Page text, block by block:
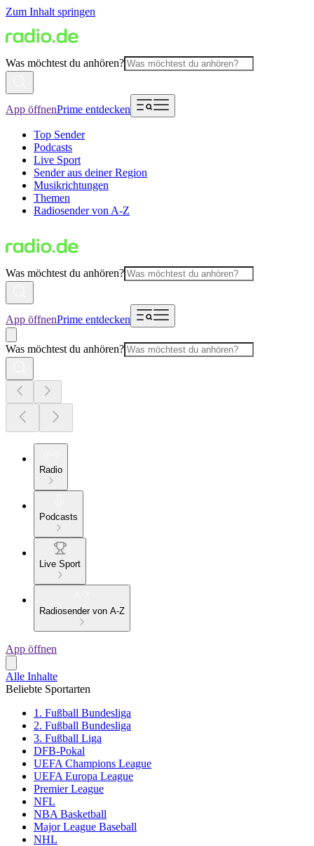
Zum Inhalt springen
Was möchtest du anhören?
App öffnenPrime entdecken
Top Sender
Podcasts
Live Sport
Sender aus deiner Region
Musikrichtungen
Themen
Radiosender von A-Z
Was möchtest du anhören?
App öffnenPrime entdecken
Was möchtest du anhören?
Radio
Podcasts
Live Sport
Radiosender von A-Z
App öffnen
Alle Inhalte
Beliebte Sportarten
1. Fußball Bundesliga
2. Fußball Bundesliga
3. Fußball Liga
DFB-Pokal
UEFA Champions League
UEFA Europa League
Premier League
NFL
NBA Basketball
Major League Baseball
NHL